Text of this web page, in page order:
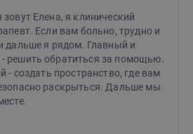
Елена, я клинический
Если вам больно, трудно и
дальше я рядом. Главный и
решить обратиться за помощью.
- создать пространство, где вам
раскрыться. Дальше мы